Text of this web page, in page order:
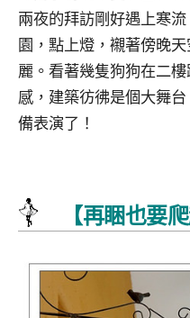
兩夜的拜訪剛好遇上寒
園，點上燈，襯著傍晚
麗。看著幾隻狗狗在二
感，建築彷彿是個大舞
備表演了！
【再睏也要